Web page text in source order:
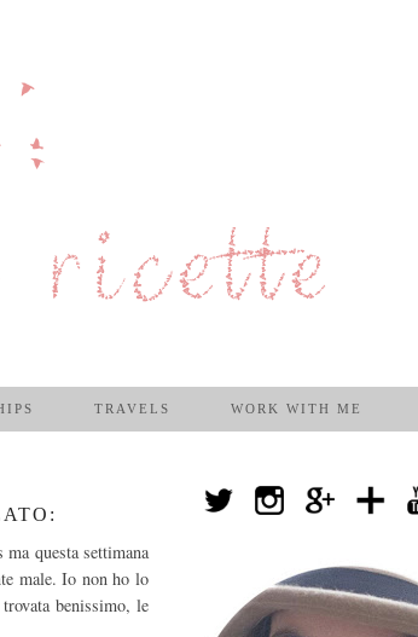
TRAVELS WORK WITH ME
questa settimana
male. Io non ho lo
benissimo, le